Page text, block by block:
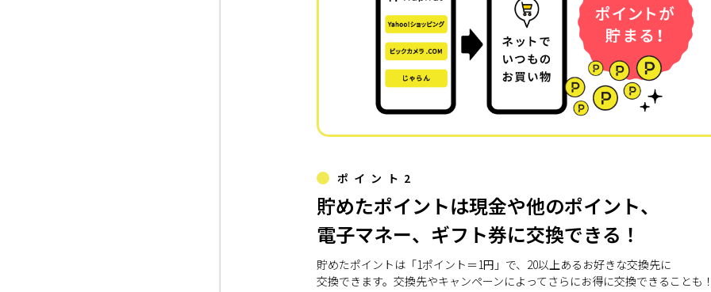
ポイント2
貯めたポイントは現金や他のポイント、
電子マネー、ギフト券に交換できる！
貯めたポイントは「1ポイント＝1円」で、20以上あるお好きな交換先に
交換できます。交換先やキャンペーンによってさらにお得に交換できることも